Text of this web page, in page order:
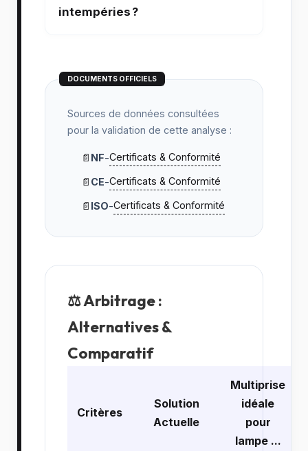
intempéries ?
DOCUMENTS OFFICIELS
Sources de données consultées
pour la validation de cette analyse :
📄 NF-Certificats & Conformité
📄 CE-Certificats & Conformité
📄 ISO-Certificats & Conformité
⚖️ Arbitrage :
Alternatives &
Comparatif
Critères
Solution
Actuelle
Multiprise
idéale
pour
lampe ...